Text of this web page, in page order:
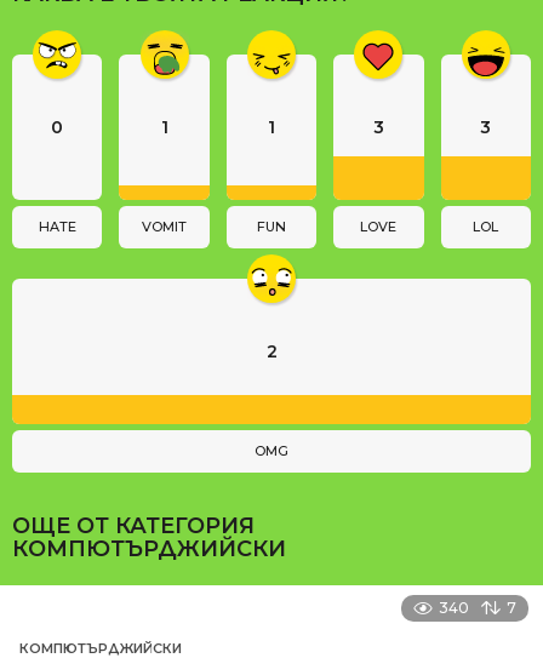
g
n
o
0
HATE
1
VOMIT
1
FUN
3
LOVE
3
LOL
2
OMG
ОЩЕ ОТ КАТЕГОРИЯ
КОМПЮТЪРДЖИЙСКИ
340 7
КОМПЮТЪРДЖИЙСКИ